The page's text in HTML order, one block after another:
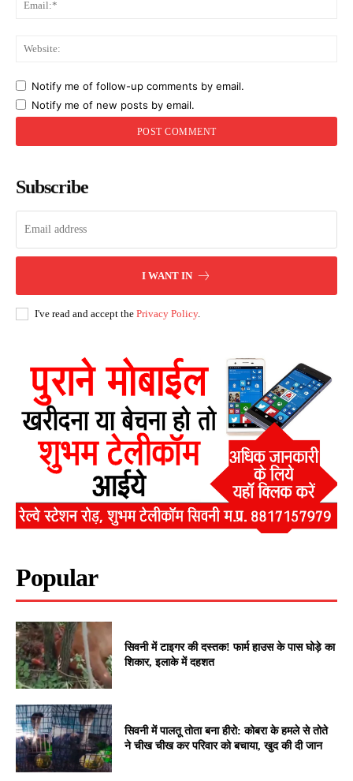
Notify me of follow-up comments by email.
Notify me of new posts by email.
Subscribe
I WANT IN
I've read and accept the Privacy Policy.
Popular
सिवनी में टाइगर की दस्तक! फार्म हाउस के पास घोड़े का
शिकार, इलाके में दहशत
सिवनी में पालतू तोता बना हीरो: कोबरा के हमले से तोते
ने चीख चीख कर परिवार को बचाया, खुद की दी जान